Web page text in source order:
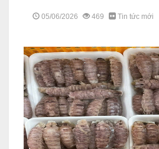
05/06/2026 469 Tin tức mới